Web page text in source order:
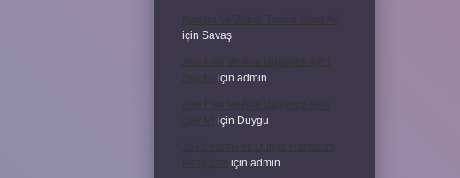
Kumun Ve Zuhûr Teorisi Kime Ait
için Savaş
Ana Fikir Ve Ana Düşünce Aynı
Şey Mi için admin
Ana Fikir Ve Ana Düşünce Aynı
Şey Mi için Duygu
1513 Tarihli Ilk Dünya Haritasını
Kim Çizdi
için admin